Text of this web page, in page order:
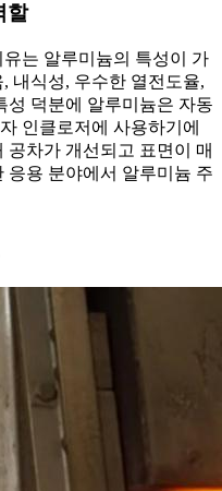
할
는 알루미늄의 특성이 가
내식성, 우수한 열전도율,
성 덕분에 알루미늄은 자동
인클로저에 사용하기에
차가 개선되고 표면이 매
응용 분야에서 알루미늄 주